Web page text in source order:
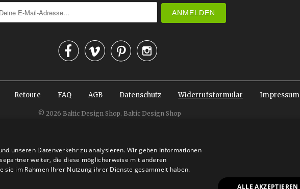

Retoure FAQ AGB Datenschutz Widerrufsformular Impressum
© 2026 Baltic Design Shop. Baltic Design Shop
unseren Datenverkehr zu analysieren. Wir geben Informationen
weiter, die diese möglicherweise mit anderen
im Rahmen Ihrer Nutzung ihrer Dienste gesammelt haben.
ALLE AKZEPTIEREN